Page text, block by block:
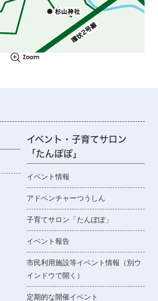
イベント・子育てサロン
「たんぽぽ」
イベント情報
アドベンチャーつうしん
子育てサロン「たんぽぽ」
イベント報告
市民利用施設等イベント情報（別ウ
インドウで開く）
定期的な開催イベント